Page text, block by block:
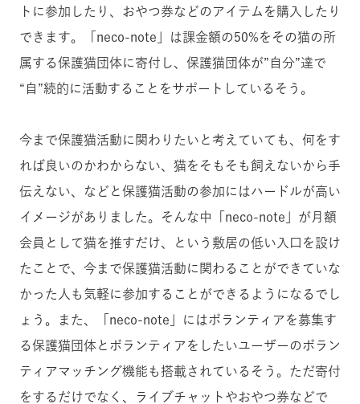
トに参加したり、おやつ券などのアイテムを購入したり
できます。「neco-note」は課金額の50%をその猫の所
属する保護猫団体に寄付し、保護猫団体が”自分”達で
“自”続的に活動することをサポートしているそう。
今まで保護猫活動に関わりたいと考えていても、何をす
れば良いのかわからない、猫をそもそも飼えないから手
伝えない、などと保護猫活動の参加にはハードルが高い
イメージがありました。そんな中「neco-note」が月額
会員として猫を推すだけ、という敷居の低い入口を設け
たことで、今まで保護猫活動に関わることができていな
かった人も気軽に参加することができるようになるでし
ょう。また、「neco-note」にはボランティアを募集す
る保護猫団体とボランティアをしたいユーザーのボラン
ティアマッチング機能も搭載されているそう。ただ寄付
をするだけでなく、ライブチャットやおやつ券などで